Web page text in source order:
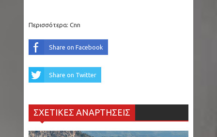
Περισσότερα: Cnn
Share on Facebook
Share on Twitter
ΣΧΕΤΙΚΕΣ ΑΝΑΡΤΗΣΕΙΣ